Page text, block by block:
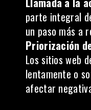
parte integral
un paso más a
Priorización
Los sitios web
lentamente o
afectar